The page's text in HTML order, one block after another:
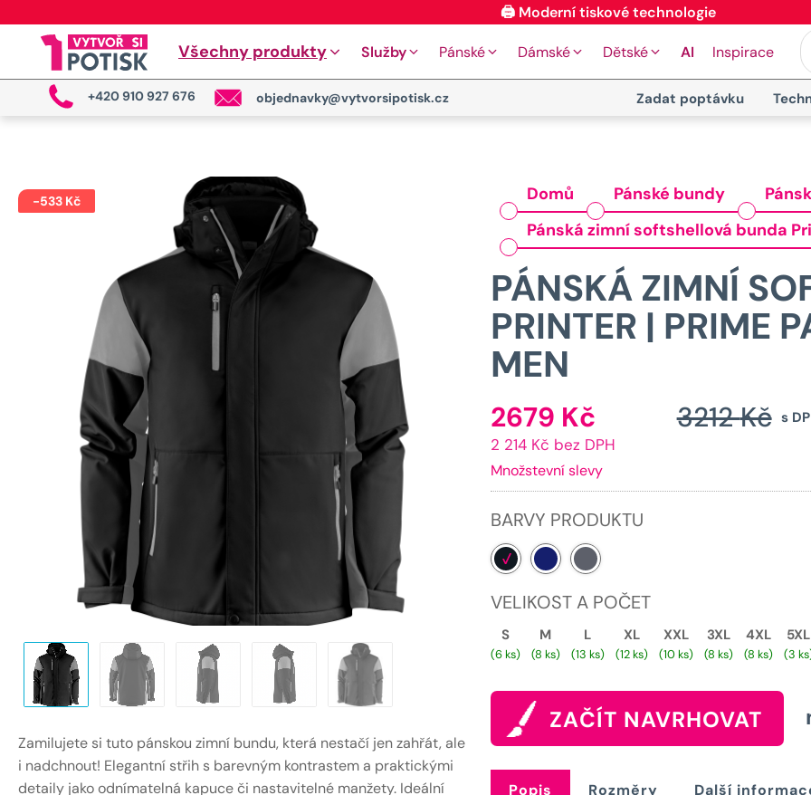
Všechny produkty Služby Pánské Dámské Dětské AI Inspirace
+420 910 927 676 objednavky@vytvorsipotisk.cz Zadat poptávku
-533Kč
Zamilujete si tuto pánskou zimní bundu, která nestačí jen zahřát, ale
i nadchnout! Elegantní střih s barevným kontrastem a praktickými
detaily jako odnímatelná kapuce či nastavitelné manžety. Ideální
Domů Pánské bundy
Pánská zimní softshellová bunda
PÁNSKÁ ZIMNÍ
PRINTER | PRIME
MEN
s
3212Kč
2679 KčAktuální
cena
je:
2 214 Kč bez DPH
Množstevní slevy
BARVY PRODUKTU
VELIKOST A POČET
S
(6 ks)
M
(8 ks)
L
(13 ks)
XL
(12 ks)
XXL
(10 ks)
3XL
(8 ks)
4XL
(8 ks)
5XL
(3
ZAČÍT NAVRHOVAT
Popis Rozměry Další